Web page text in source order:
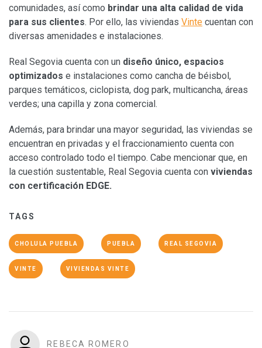
comunidades, así como brindar una alta calidad de vida
para sus clientes. Por ello, las viviendas Vinte cuentan con
diversas amenidades e instalaciones.
Real Segovia cuenta con un diseño único, espacios
optimizados e instalaciones como cancha de béisbol,
parques temáticos, ciclopista, dog park, multicancha, áreas
verdes; una capilla y zona comercial.
Además, para brindar una mayor seguridad, las viviendas se
encuentran en privadas y el fraccionamiento cuenta con
acceso controlado todo el tiempo. Cabe mencionar que, en
la cuestión sustentable, Real Segovia cuenta con viviendas
con certificación EDGE.
TAGS
CHOLULA PUEBLA PUEBLA REAL SEGOVIA
VINTE VIVIENDAS VINTE
REBECA ROMERO